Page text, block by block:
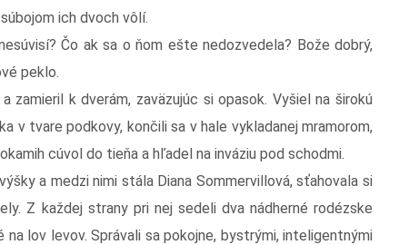
ich dvoch vôlí.
Čo ak sa o ňom ešte nedozvedela? Bože dobrý,
peklo.
zamieril k dverám, zaväzujúc si opasok. Vyšiel na širokú
v tvare podkovy, končili sa v hale vykladanej mramorom,
cúvol do tieňa a hľadel na inváziu pod schodmi.
a medzi nimi stála Diana Sommervillová, sťahovala si
Z každej strany pri nej sedeli dva nádherné rodézske
lov levov. Správali sa pokojne, bystrými, inteligentnými